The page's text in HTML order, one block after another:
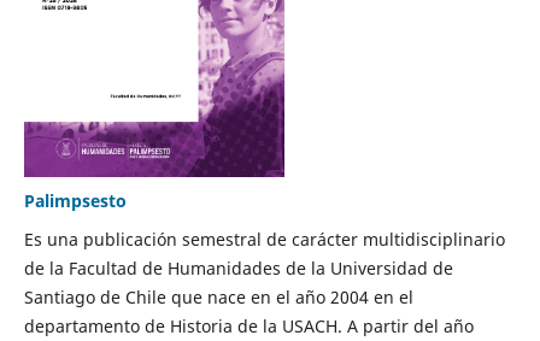
Palimpsesto
Es una publicación semestral de carácter multidisciplinario
de la Facultad de Humanidades de la Universidad de
Santiago de Chile que nace en el año 2004 en el
departamento de Historia de la USACH. A partir del año